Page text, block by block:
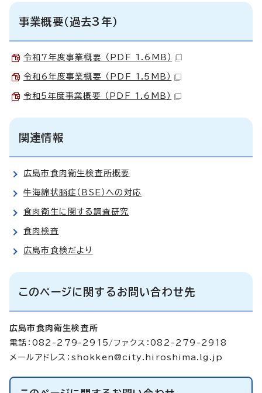
事業概要（過去3年）
令和7年度事業概要 （PDF 1.6MB）
令和6年度事業概要 （PDF 1.5MB）
令和5年度事業概要 （PDF 1.6MB）
関連情報
広島市食肉衛生検査所概要
牛海綿状脳症（BSE）への対応
食肉衛生に関する調査研究
食肉検査
広島市食検だより
このページに関するお問い合わせ先
広島市食肉衛生検査所
電話：082-279-2915/ファクス：082-279-2918
メールアドレス： shokken@city.hiroshima.lg.jp